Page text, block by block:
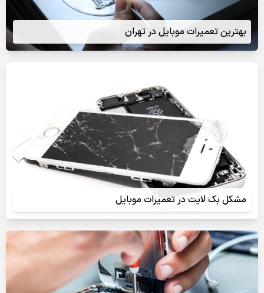
بهترین تعمیرات موبایل در تهران
مشکل بک لایت در تعمیرات موبایل